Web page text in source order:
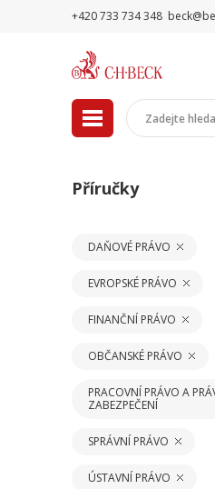
+420 733 734 348
Příručky
DAŇOVÉ PRÁVO
EVROPSKÉ PRÁVO
FINANČNÍ PRÁVO
OBČANSKÉ PRÁVO
PRACOVNÍ PRÁVO A
ZABEZPEČENÍ
SPRÁVNÍ PRÁVO
ÚSTAVNÍ PRÁVO